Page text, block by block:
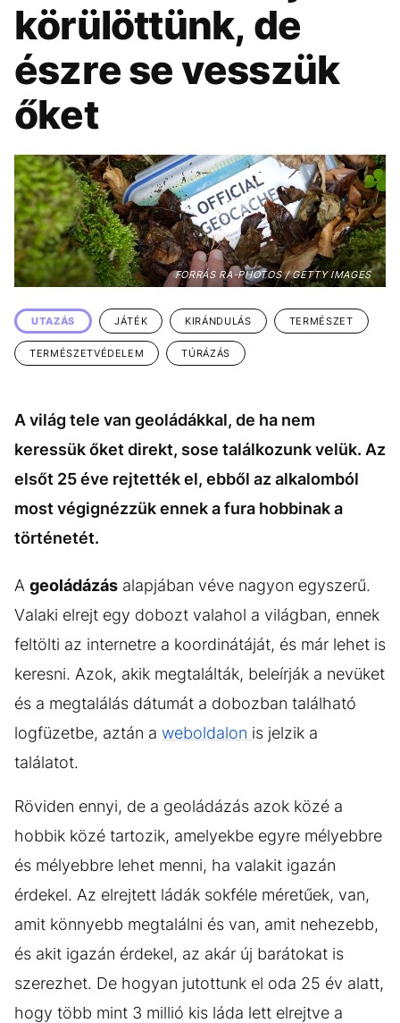
KÖZÉLET
ÉLETMÓD DESIGN
BESZÉLGETÉSEK ARCOK
VIDEÓ
GASZTRO
körülöttünk, de
észre se vesszük
őket
FORRÁS RA-PHOTOS / GETTY IMAGES
UTAZÁS JÁTÉK KIRÁNDULÁS TERMÉSZET
TERMÉSZETVÉDELEM TÚRÁZÁS
A világ tele van geoládákkal, de ha nem
keressük őket direkt, sose találkozunk velük. Az
elsőt 25 éve rejtették el, ebből az alkalomból
most végignézzük ennek a fura hobbinak a
történetét.
A geoládázás alapjában véve nagyon egyszerű.
Valaki elrejt egy dobozt valahol a világban, ennek
feltölti az internetre a koordinátáját, és már lehet is
keresni. Azok, akik megtalálták, beleírják a nevüket
és a megtalálás dátumát a dobozban található
logfüzetbe, aztán a weboldalon is jelzik a
találatot.
Röviden ennyi, de a geoládázás azok közé a
hobbik közé tartozik, amelyekbe egyre mélyebbre
és mélyebbre lehet menni, ha valakit igazán
érdekel. Az elrejtett ládák sokféle méretűek, van,
amit könnyebb megtalálni és van, amit nehezebb,
és akit igazán érdekel, az akár új barátokat is
szerezhet. De hogyan jutottunk el oda 25 év alatt,
hogy több mint 3 millió kis láda lett elrejtve a